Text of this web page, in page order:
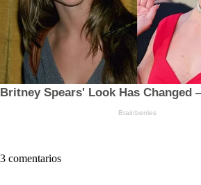
3 comentarios